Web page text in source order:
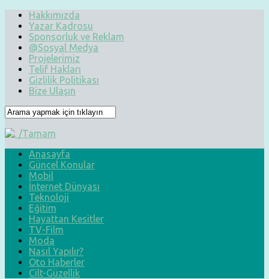
Hakkımızda
Yazar Kadrosu
Sponsorluk ve Reklam
@Sosyal Medya
Projelerimiz
Telif Hakları
Gizlilik Politikası
Bize Ulaşın
Anasayfa
Güncel Konular
Mobil
İnternet Dünyası
Teknoloji
Eğitim
Hayattan Kesitler
TV-Film
Moda
Nasıl Yapılır?
Oto Haberler
Cilt-Güzellik